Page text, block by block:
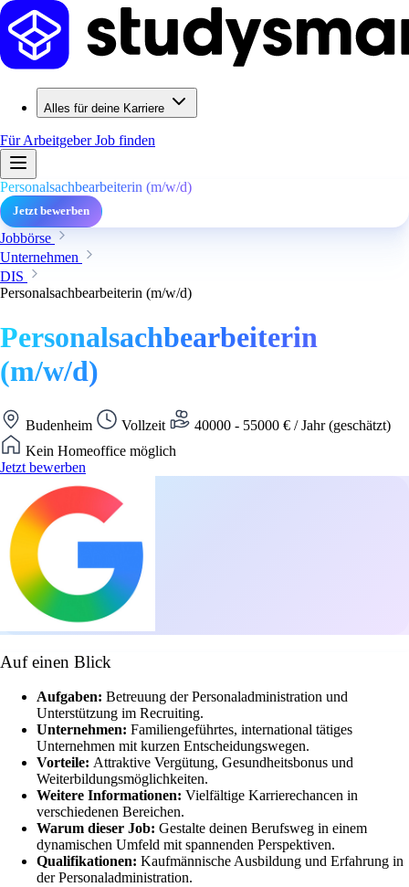
Alles für deine Karriere
Für ArbeitgeberJob finden
Personalsachbearbeiterin (m/w/d)
Jetzt bewerben
Jobbörse
Unternehmen
DIS
Personalsachbearbeiterin (m/w/d)
Personalsachbearbeiterin
(m/w/d)
Budenheim Vollzeit
40000 - 55000 € / Jahr (geschätzt)
Kein Homeoffice möglich
Jetzt bewerben
Auf einen Blick
Aufgaben: Betreuung der Personaladministration und
Unterstützung im Recruiting.
Unternehmen: Familiengeführtes, international tätiges
Unternehmen mit kurzen Entscheidungswegen.
Vorteile: Attraktive Vergütung, Gesundheitsbonus und
Weiterbildungsmöglichkeiten.
Weitere Informationen: Vielfältige Karrierechancen in
verschiedenen Bereichen.
Warum dieser Job: Gestalte deinen Berufsweg in einem
dynamischen Umfeld mit spannenden Perspektiven.
Qualifikationen: Kaufmännische Ausbildung und Erfahrung in
der Personaladministration.